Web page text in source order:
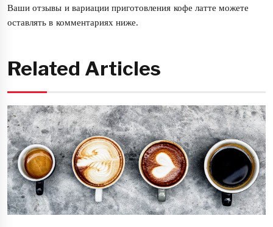
Ваши отзывы и вариации приготовления кофе латте можете
оставлять в комментариях ниже.
Related Articles